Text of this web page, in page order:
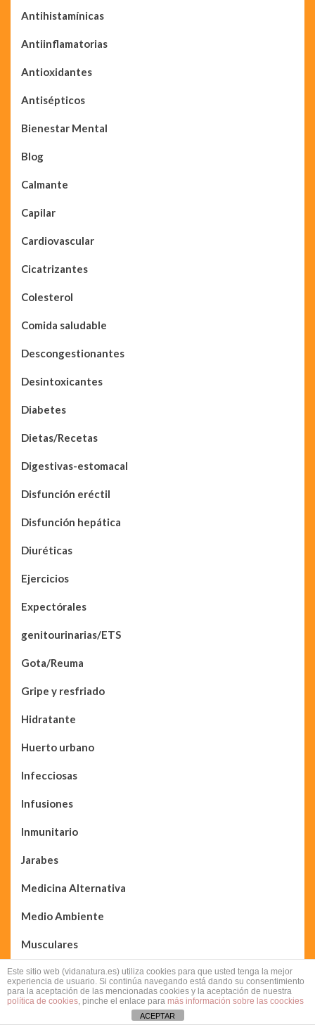
Antihistamínicas
Antiinflamatorias
Antioxidantes
Antisépticos
Bienestar Mental
Blog
Calmante
Capilar
Cardiovascular
Cicatrizantes
Colesterol
Comida saludable
Descongestionantes
Desintoxicantes
Diabetes
Dietas/Recetas
Digestivas-estomacal
Disfunción eréctil
Disfunción hepática
Diuréticas
Ejercicios
Expectórales
genitourinarias/ETS
Gota/Reuma
Gripe y resfriado
Hidratante
Huerto urbano
Infecciosas
Infusiones
Inmunitario
Jarabes
Medicina Alternativa
Medio Ambiente
Musculares
Neuroprotectoras
Pérdida de peso
Este sitio web (vidanatura.es) utiliza cookies para que usted tenga la mejor
experiencia de usuario. Si continúa navegando está dando su consentimiento
para la aceptación de las mencionadas cookies y la aceptación de nuestra
política de cookies, pinche el enlace para más información sobre las coockies
ACEPTAR